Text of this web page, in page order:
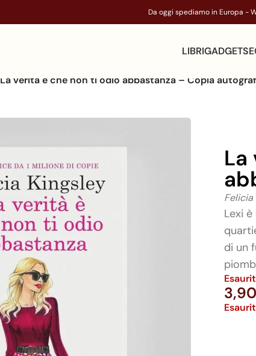
Da oggi spediamo in Europa -
LIBRIGADGET
La verità è che non ti odio abbastanza – Copia
Felicia
Lexi
di un
3,90